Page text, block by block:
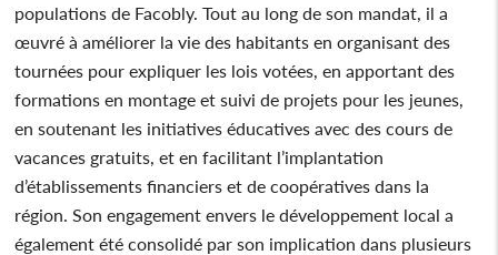
populations de Facobly. Tout au long de son mandat, il a
œuvré à améliorer la vie des habitants en organisant des
tournées pour expliquer les lois votées, en apportant des
formations en montage et suivi de projets pour les jeunes,
en soutenant les initiatives éducatives avec des cours de
vacances gratuits, et en facilitant l’implantation
d’établissements financiers et de coopératives dans la
région. Son engagement envers le développement local a
également été consolidé par son implication dans plusieurs